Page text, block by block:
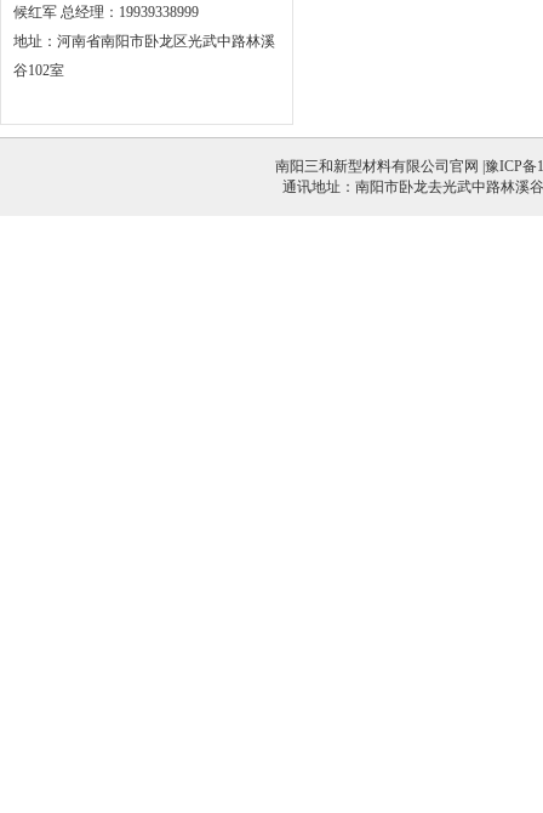
候红军 总经理：19939338999
地址：河南省南阳市卧龙区光武中路林溪
谷102室
南阳三和新型材料有限公司官网 | 豫ICP备
通讯地址：南阳市卧龙去光武中路林溪